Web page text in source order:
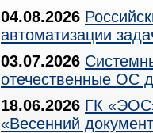
04.08.2026
автоматизации
03.07.2026
отечественные ОС
18.06.2026 ГК
«Весенний